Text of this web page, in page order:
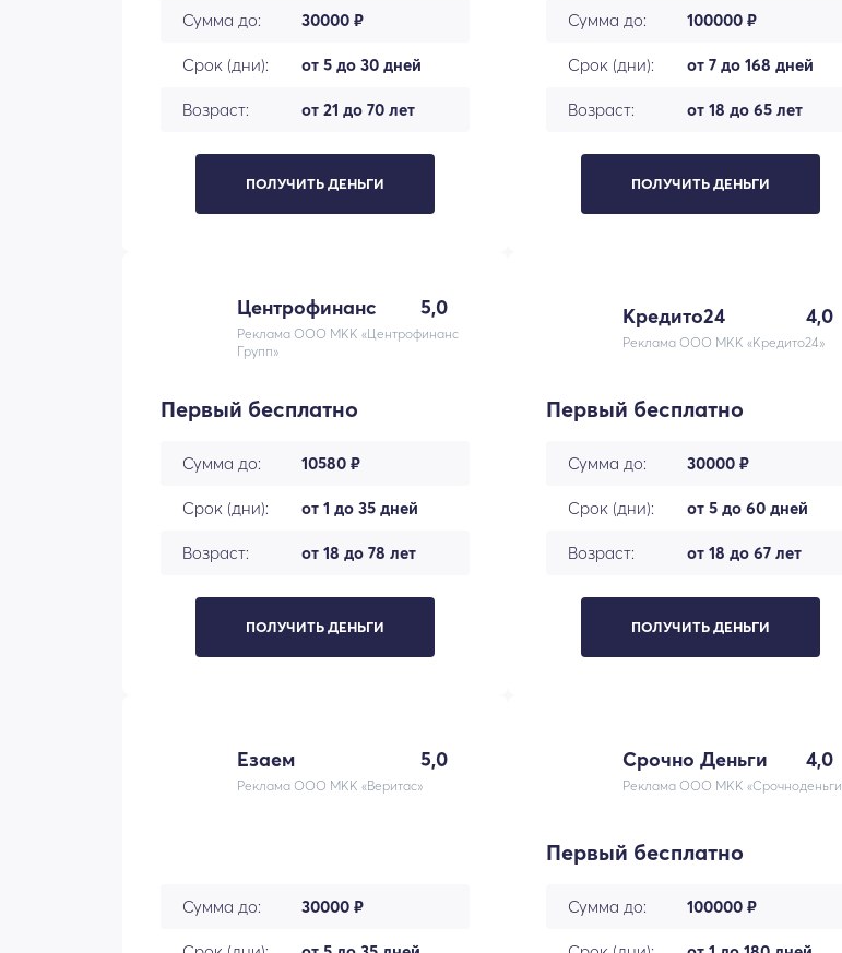
Сумма до: 30000 ₽
Срок (дни): от 5 до 30 дней
Возраст: от 21 до 70 лет
ПОЛУЧИТЬ ДЕНЬГИ
Сумма до: 100000 ₽
Срок (дни): от 7 до 168 дней
Возраст: от 18 до 65 лет
ПОЛУЧИТЬ ДЕНЬГИ
Центрофинанс 5,0
Реклама ООО МКК «Центрофинанс
Групп»
Первый бесплатно
Сумма до: 10580 ₽
Срок (дни): от 1 до 35 дней
Возраст: от 18 до 78 лет
ПОЛУЧИТЬ ДЕНЬГИ
Кредито24 4,0
Реклама ООО МКК «Кредито24»
Первый бесплатно
Сумма до: 30000 ₽
Срок (дни): от 5 до 60 дней
Возраст: от 18 до 67 лет
ПОЛУЧИТЬ ДЕНЬГИ
Езаем 5,0
Реклама ООО МКК «Веритас»
Сумма до: 30000 ₽
Срочно Деньги 4,0
Реклама ООО МКК
Первый бесплатно
Сумма до: 100000 ₽